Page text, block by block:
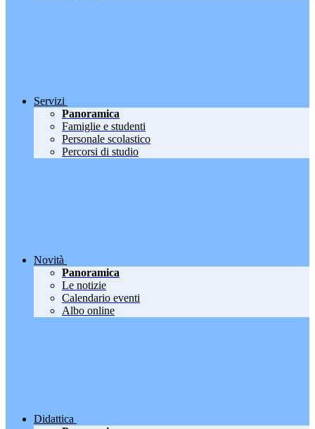
Servizi
Panoramica
Famiglie e studenti
Personale scolastico
Percorsi di studio
Novità
Panoramica
Le notizie
Calendario eventi
Albo online
Didattica